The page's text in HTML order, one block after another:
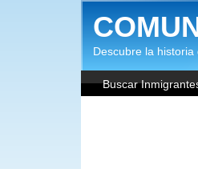
Pasar al contenido principal
Descubre la
Buscar